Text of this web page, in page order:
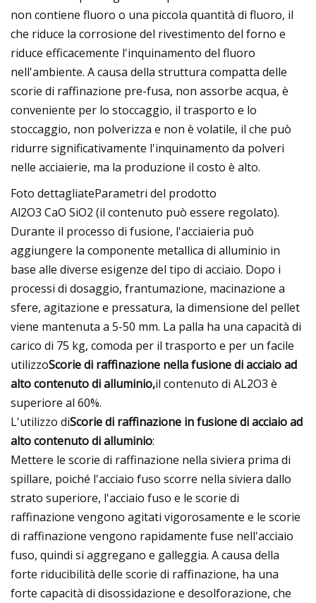
non contiene fluoro o una piccola quantità di fluoro, il
che riduce la corrosione del rivestimento del forno e
riduce efficacemente l'inquinamento del fluoro
nell'ambiente. A causa della struttura compatta delle
scorie di raffinazione pre-fusa, non assorbe acqua, è
conveniente per lo stoccaggio, il trasporto e lo
stoccaggio, non polverizza e non è volatile, il che può
ridurre significativamente l'inquinamento da polveri
nelle acciaierie, ma la produzione il costo è alto.
Foto dettagliateParametri del prodotto
Al2O3 CaO SiO2 (il contenuto può essere regolato).
Durante il processo di fusione, l'acciaieria può
aggiungere la componente metallica di alluminio in
base alle diverse esigenze del tipo di acciaio. Dopo i
processi di dosaggio, frantumazione, macinazione a
sfere, agitazione e pressatura, la dimensione del pellet
viene mantenuta a 5-50 mm. La palla ha una capacità di
carico di 75 kg, comoda per il trasporto e per un facile
utilizzoScorie di raffinazione nella fusione di acciaio ad
alto contenuto di alluminio,il contenuto di AL2O3 è
superiore al 60%.
L'utilizzo diScorie di raffinazione in fusione di acciaio ad
alto contenuto di alluminio:
Mettere le scorie di raffinazione nella siviera prima di
spillare, poiché l'acciaio fuso scorre nella siviera dallo
strato superiore, l'acciaio fuso e le scorie di
raffinazione vengono agitati vigorosamente e le scorie
di raffinazione vengono rapidamente fuse nell'acciaio
fuso, quindi si aggregano e galleggia. A causa della
forte riducibilità delle scorie di raffinazione, ha una
forte capacità di disossidazione e desolforazione, che